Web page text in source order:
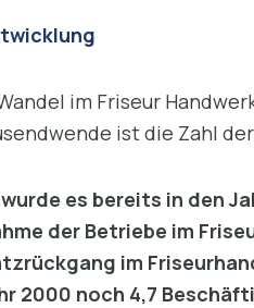
im Friseur
ist die Zahl
es bereits in den
der Betriebe im
im
2000 noch 4,7